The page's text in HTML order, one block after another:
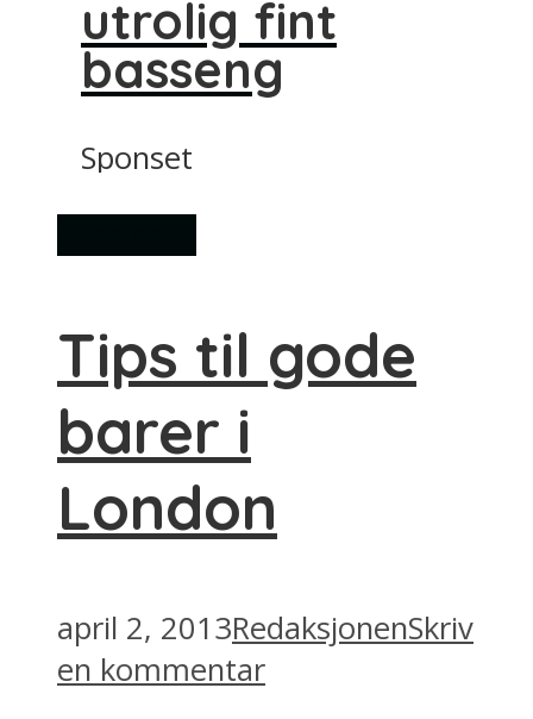
utrolig fint
basseng
Sponset
Tips til gode
barer i
London
april 2, 2013RedaksjonenSkriv
en kommentar